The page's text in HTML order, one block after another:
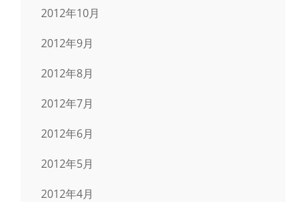
2012年10月
2012年9月
2012年8月
2012年7月
2012年6月
2012年5月
2012年4月